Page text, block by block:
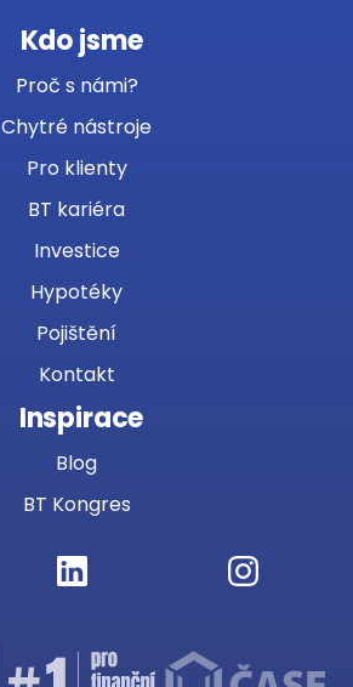
Kdo jsme
Proč s námi?
Chytré nástroje
Pro klienty
BT kariéra
Investice
Hypotéky
Pojištění
Kontakt
Inspirace
Blog
BT Kongres